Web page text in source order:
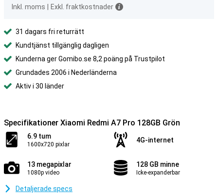
Inkl. moms Exkl. fraktkostnader
31 dagars fri returrätt
Kundtjänst tillgänglig dagligen
Kunderna ger Gomibo.se 8,2 poäng på Trustpilot
Grundades 2006 i Nederländerna
Aktiv i 30 länder
Specifikationer Xiaomi Redmi A7 Pro 128GB Grön
6.9 tum
1600x720 pixlar
4G-internet
13 megapixlar
1080p video
128 GB minne
Icke-expanderbar
Detaljerade specs